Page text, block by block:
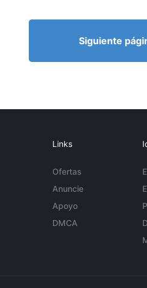
Siguiente
Links
Ofertas
Anuncie
Apoyo
DMCA